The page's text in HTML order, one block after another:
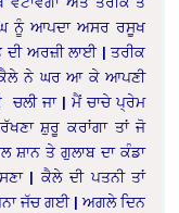
ਨੂੰ ਆਪਦਾ ਅਸਰ ਰਸੂਖ
ਦੀ ਅਰਜ਼ੀ ਲਾਈ | ਤਰੀਕ
ਕੈਲੇ ਨੇ ਘਰ ਆ ਕੇ ਆਪਣੀ
ਚਲੀ ਜਾ | ਮੈਂ ਚਾਚੇ ਪ੍ਰੇਮ
ਸ਼ੁਰੂ ਕਰਾਂਗਾ ਤਾਂ ਜੋ
ਸ਼ਾਨ ਤੇ ਗੁਲਾਬ ਦਾ ਕੰਡਾ
| ਕੈਲੇ ਦੀ ਪਤਨੀ ਤਾਂ
ਜੱਚ ਗਈ | ਅਗਲੇ ਦਿਨ